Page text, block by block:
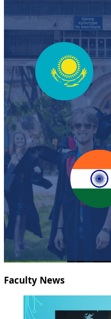
Faculty News